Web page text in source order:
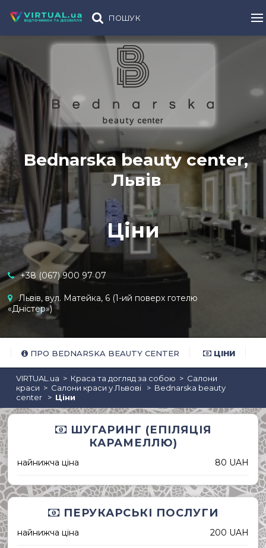
ПОШУК
Bednarska beauty center,
Львів
Ціни
+38 (067) 900 97 07
Львів, вул. Матейка, 6 (1-ий поверх готелю
«Дністер»)
ПРО BEDNARSKA BEAUTY CENTER ЦІНИ
VIRTUAL.ua Краса та догляд за собою
Салони
краси
Салони краси у Львові
Bednarska beauty
center
Ціни
ШУГАРИНГ (ЕПІЛЯЦІЯ
КАРАМЕЛЛЮ)
найнижча ціна 80 UAH
ПЕРУКАРСЬКІ ПОСЛУГИ
найнижча ціна 200 UAH